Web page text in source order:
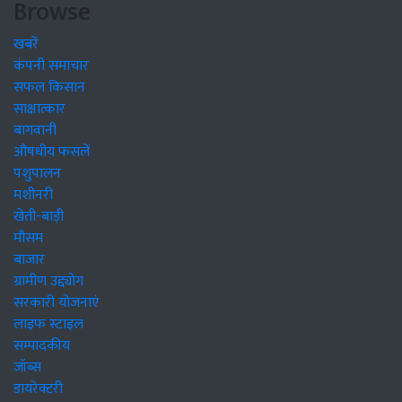
Browse
खबरें
कंपनी समाचार
सफल किसान
साक्षात्कार
बागवानी
औषधीय फसलें
पशुपालन
मशीनरी
खेती-बाड़ी
मौसम
बाजार
ग्रामीण उद्द्योग
सरकारी योजनाएं
लाइफ स्टाइल
सम्पादकीय
जॉब्स
डायरेक्टरी